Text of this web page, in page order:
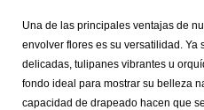
Una de las principales ventajas de
envolver flores es su versatilidad. Ya
delicadas, tulipanes vibrantes u
fondo ideal para mostrar su belleza
capacidad de drapeado hacen que